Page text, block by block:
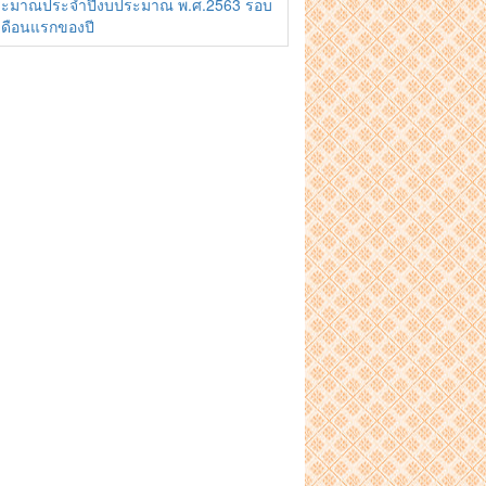
มาณประจำปีงบประมาณ พ.ศ.2563 รอบ
ดือนแรกของปี